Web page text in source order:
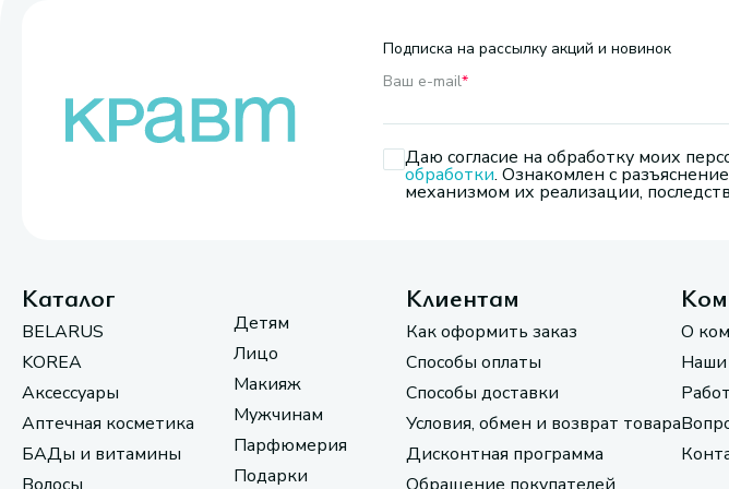
Подписка на рассылку акций и новинок
Ваш e-mail*
Даю согласие на обработку моих
обработки. Ознакомлен с
механизмом их реализации,
Каталог
BELARUS
KOREA
Аксессуары
Аптечная косметика
БАДы и витамины
Детям
Лицо
Макияж
Мужчинам
Парфюмерия
Подарки
Клиентам
Как оформить заказ
Способы оплаты
Способы доставки
Условия, обмен и возврат товара
Дисконтная программа
О
Наши